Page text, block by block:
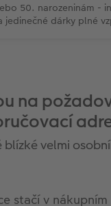
50. narozeninám -
jedinečné dárky plné
na
blízké velmi
stačí v